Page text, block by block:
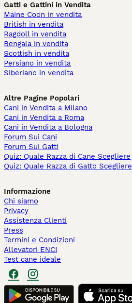
Gatti e Gattini in Vendita
Maine Coon in vendita
British in vendita
Ragdoll in vendita
Bengala in vendita
Scottish in vendita
Persiano in vendita
Siberiano in vendita
Altre Pagine Popolari
Cani in Vendita a Milano
Cani in Vendita a Roma
Cani in Vendita a Bologna
Forum Sui Cani
Forum Sui Gatti
Quiz: Quale Razza di Cane Scegliere
Quiz: Quale Razza di Gatto Scegliere
Informazione
Chi siamo
Privacy
Assistenza Clienti
Press
Termini e Condizioni
Allevatori ENCI
Test cane ideale